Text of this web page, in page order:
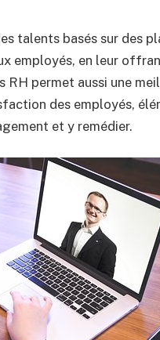
talents basés sur des
employés, en leur
RH permet aussi une
des employés,
et y remédier.